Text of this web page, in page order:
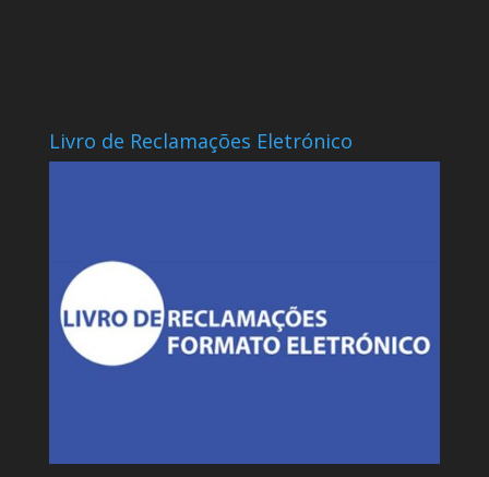
Livro de Reclamações Eletrónico